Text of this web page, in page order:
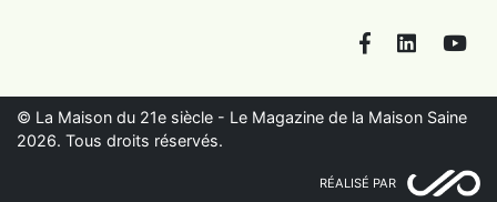
FacebookLinkedIn
© La Maison du 21e siècle - Le Magazine de la Maison Saine
2026. Tous droits réservés.
RÉALISÉ PAR